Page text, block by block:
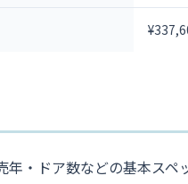
・ドア数などの基本ス